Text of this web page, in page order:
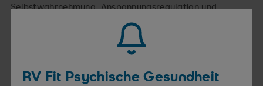
RV Fit Psychische Gesundheit
Selbstwahrnehmung, Anspannungsregulation und
Biofeedbacktherapie wird in der Burgenlandklinik u. a. als
Einzeltherapie zur Entspannungsförderung, zur